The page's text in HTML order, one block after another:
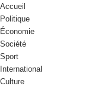
Accueil
Politique
Économie
Société
Sport
International
Culture